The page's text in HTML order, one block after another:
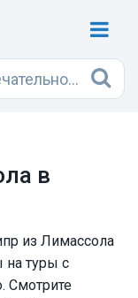
в
из Лимассола
на туры с
Смотрите